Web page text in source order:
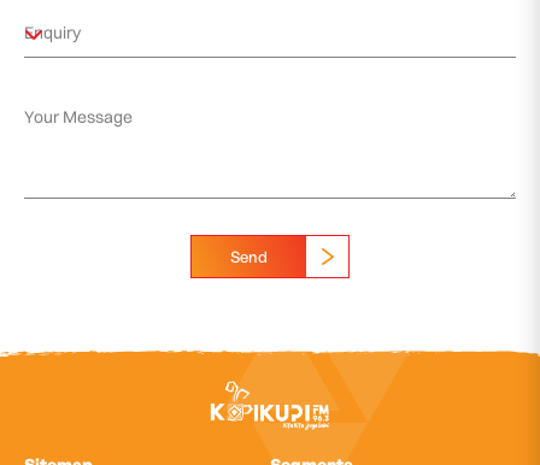
Send